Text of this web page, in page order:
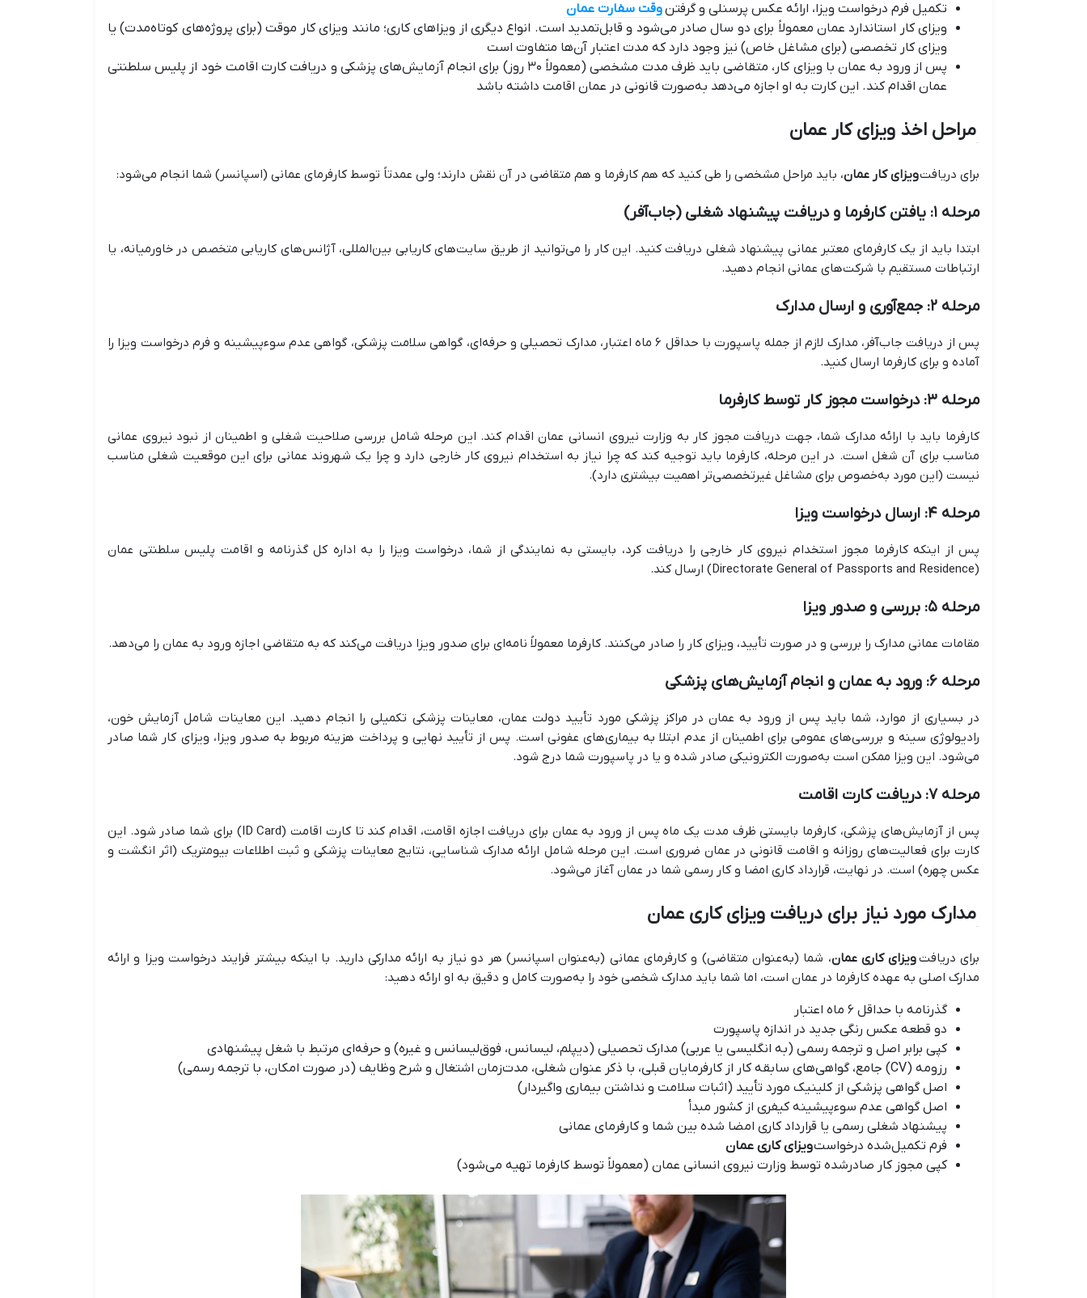
تکمیل فرم درخواست ویزا، ارائه عکس پرسنلی و گرفتنوقت سفارت عمان
ویزای کار استاندارد عمان معمولاً برای دو سال صادر می‌شود و قابل‌تمدید است. انواع دیگری از ویزاهای کاری؛ مانند ویزای کار موقت (برای پروژه‌های کوتاه‌مدت) یا
ویزای کار تخصصی (برای مشاغل خاص) نیز وجود دارد که مدت اعتبار آن‌ها متفاوت است
پس از ورود به عمان با ویزای کار، متقاضی باید ظرف مدت مشخصی (معمولاً ۳۰ روز) برای انجام آزمایش‌های پزشکی و دریافت کارت اقامت خود از پلیس سلطنتی
عمان اقدام کند. این کارت به او اجازه می‌دهد به‌صورت قانونی در عمان اقامت داشته باشد
مراحل اخذ ویزای کار عمان
برای دریافتویزای کار عمان، باید مراحل مشخصی را طی کنید که هم کارفرما و هم متقاضی در آن نقش دارند؛ ولی عمدتاً توسط کارفرمای عمانی (اسپانسر) شما انجام می‌شود:
مرحله ۱: یافتن کارفرما و دریافت پیشنهاد شغلی (جاب‌آفر)
ابتدا باید از یک کارفرمای معتبر عمانی پیشنهاد شغلی دریافت کنید. این کار را می‌توانید از طریق سایت‌های کاریابی بین‌المللی، آژانس‌های کاریابی متخصص در خاورمیانه، یا
ارتباطات مستقیم با شرکت‌های عمانی انجام دهید.
مرحله ۲: جمع‌آوری و ارسال مدارک
پس از دریافت جاب‌آفر، مدارک لازم از جمله پاسپورت با حداقل ۶ ماه اعتبار، مدارک تحصیلی و حرفه‌ای، گواهی سلامت پزشکی، گواهی عدم سوءپیشینه و فرم درخواست ویزا را
آماده و برای کارفرما ارسال کنید.
مرحله ۳: درخواست مجوز کار توسط کارفرما
کارفرما باید با ارائه مدارک شما، جهت دریافت مجوز کار به وزارت نیروی انسانی عمان اقدام کند. این مرحله شامل بررسی صلاحیت شغلی و اطمینان از نبود نیروی عمانی
مناسب برای آن شغل است. در این مرحله، کارفرما باید توجیه کند که چرا نیاز به استخدام نیروی کار خارجی دارد و چرا یک شهروند عمانی برای این موقعیت شغلی مناسب
نیست (این مورد به‌خصوص برای مشاغل غیرتخصصی‌تر اهمیت بیشتری دارد).
مرحله ۴: ارسال درخواست ویزا
پس از اینکه کارفرما مجوز استخدام نیروی کار خارجی را دریافت کرد، بایستی به نمایندگی از شما، درخواست ویزا را به اداره کل گذرنامه و اقامت پلیس سلطنتی عمان
(Directorate General of Passports and Residence) ارسال کند.
مرحله ۵: بررسی و صدور ویزا
مقامات عمانی مدارک را بررسی و در صورت تأیید، ویزای کار را صادر می‌کنند. کارفرما معمولاً نامه‌ای برای صدور ویزا دریافت می‌کند که به متقاضی اجازه ورود به عمان را می‌دهد.
مرحله ۶: ورود به عمان و انجام آزمایش‌های پزشکی
در بسیاری از موارد، شما باید پس از ورود به عمان در مراکز پزشکی مورد تأیید دولت عمان، معاینات پزشکی تکمیلی را انجام دهید. این معاینات شامل آزمایش خون،
رادیولوژی سینه و بررسی‌های عمومی برای اطمینان از عدم ابتلا به بیماری‌های عفونی است. پس از تأیید نهایی و پرداخت هزینه مربوط به صدور ویزا، ویزای کار شما صادر
می‌شود. این ویزا ممکن است به‌صورت الکترونیکی صادر شده و یا در پاسپورت شما درج شود.
مرحله ۷: دریافت کارت اقامت
پس از آزمایش‌های پزشکی، کارفرما بایستی ظرف مدت یک ماه پس از ورود به عمان برای دریافت اجازه اقامت، اقدام ‌کند تا کارت اقامت (ID Card) برای شما صادر ‌شود. این
کارت برای فعالیت‌های روزانه و اقامت قانونی در عمان ضروری است. این مرحله شامل ارائه مدارک شناسایی، نتایج معاینات پزشکی و ثبت اطلاعات بیومتریک (اثر انگشت و
عکس چهره) است. در نهایت، قرارداد کاری امضا و کار رسمی شما در عمان آغاز می‌شود.
مدارک مورد نیاز برای دریافت ویزای کاری عمان
برای دریافتویزای کاری عمان، شما (به‌عنوان متقاضی) و کارفرمای عمانی (به‌عنوان اسپانسر) هر دو نیاز به ارائه مدارکی دارید. با اینکه بیشتر فرایند درخواست ویزا و ارائه
مدارک اصلی به عهده کارفرما در عمان است، اما شما باید مدارک شخصی خود را به‌صورت کامل و دقیق به او ارائه دهید:
گذرنامه با حداقل ۶ ماه اعتبار
دو قطعه عکس رنگی جدید در اندازه پاسپورت
کپی برابر اصل و ترجمه رسمی (به انگلیسی یا عربی) مدارک تحصیلی (دیپلم، لیسانس، فوق‌لیسانس و غیره) و حرفه‌ای مرتبط با شغل پیشنهادی
رزومه (CV) جامع، گواهی‌های سابقه کار از کارفرمایان قبلی، با ذکر عنوان شغلی، مدت‌زمان اشتغال و شرح وظایف (در صورت امکان، با ترجمه رسمی)
اصل گواهی پزشکی از کلینیک مورد تأیید (اثبات سلامت و نداشتن بیماری واگیردار)
اصل گواهی عدم سوءپیشینه کیفری از کشور مبدأ
پیشنهاد شغلی رسمی یا قرارداد کاری امضا شده بین شما و کارفرمای عمانی
فرم تکمیل‌شده درخواستویزای کاری عمان
کپی مجوز کار صادرشده توسط وزارت نیروی انسانی عمان (معمولاً توسط کارفرما تهیه می‌شود)